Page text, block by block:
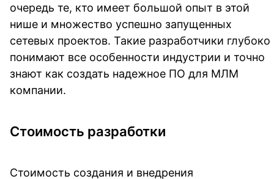
очередь те, кто имеет большой опыт в этой
нише и множество успешно запущенных
сетевых проектов. Такие разработчики глубоко
понимают все особенности индустрии и точно
знают как создать надежное ПО для МЛМ
компании.
Стоимость разработки
Стоимость создания и внедрения